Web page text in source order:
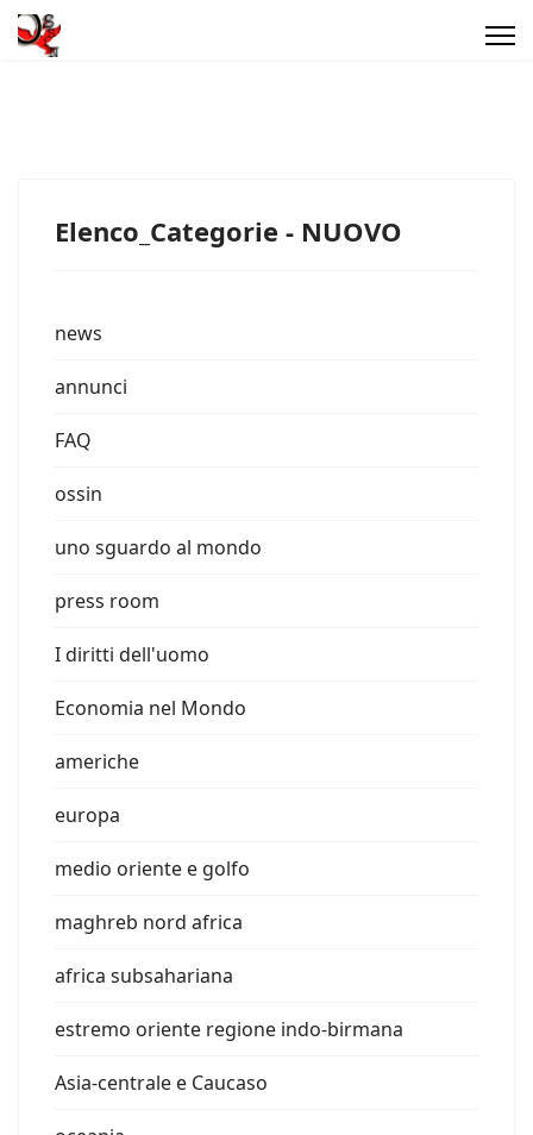
Elenco_Categorie - NUOVO
news
annunci
FAQ
ossin
uno sguardo al mondo
press room
I diritti dell'uomo
Economia nel Mondo
americhe
europa
medio oriente e golfo
maghreb nord africa
africa subsahariana
estremo oriente regione indo-birmana
Asia-centrale e Caucaso